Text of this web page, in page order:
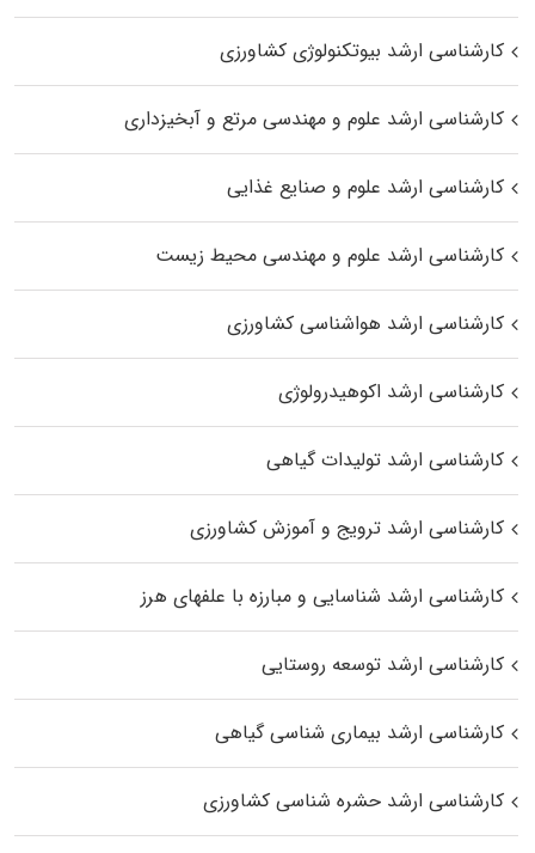
کارشناسی ارشد بیوتکنولوژی کشاورزی
کارشناسی ارشد علوم و مهندسی مرتع و آبخیزداری
کارشناسی ارشد علوم و صنایع غذایی
کارشناسی ارشد علوم و مهندسی محیط زیست
کارشناسی ارشد هواشناسی کشاورزی
کارشناسی ارشد اکوهیدرولوژی
کارشناسی ارشد تولیدات گیاهی
کارشناسی ارشد ترویج و آموزش کشاورزی
کارشناسی ارشد شناسایی و مبارزه با علفهای هرز
کارشناسی ارشد توسعه روستایی
کارشناسی ارشد بیماری‌ شناسی گیاهی
کارشناسی ارشد حشره‌ شناسی کشاورزی